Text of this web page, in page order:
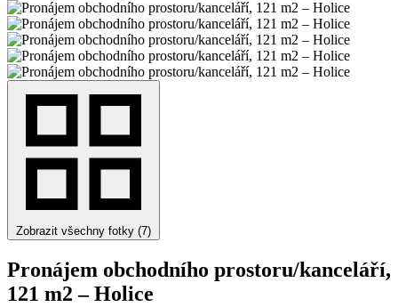
Zobrazit všechny fotky (7)
Pronájem obchodního prostoru/kanceláří,
121 m2 – Holice